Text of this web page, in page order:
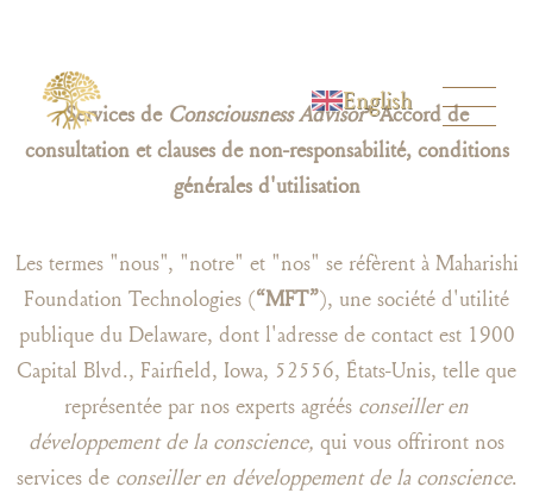
English
Services de Consciousness Advisor* Accord de
consultation et clauses de non-responsabilité, conditions
générales d'utilisation
Les termes "nous", "notre" et "nos" se réfèrent à Maharishi
Foundation Technologies (“MFT”), une société d'utilité
publique du Delaware, dont l'adresse de contact est 1900
Capital Blvd., Fairfield, Iowa, 52556, États-Unis, telle que
représentée par nos experts agréés conseiller en
développement de la conscience, qui vous offriront nos
services de conseiller en développement de la conscience.